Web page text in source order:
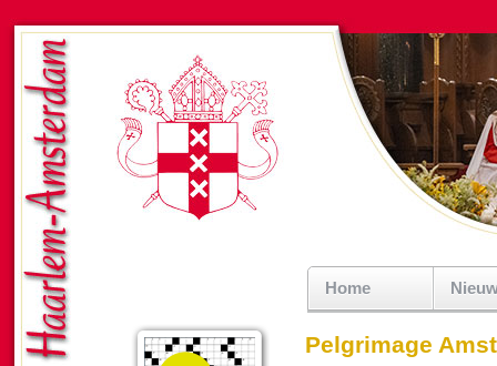
Home
Pelgrimage